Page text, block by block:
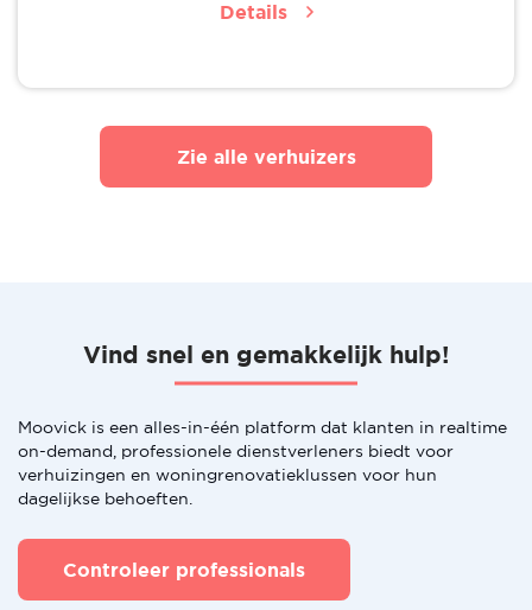
Details
Zie alle verhuizers
Vind snel en gemakkelijk hulp!
Moovick is een alles-in-één platform dat klanten in realtime
on-demand, professionele dienstverleners biedt voor
verhuizingen en woningrenovatieklussen voor hun
dagelijkse behoeften.
Controleer professionals